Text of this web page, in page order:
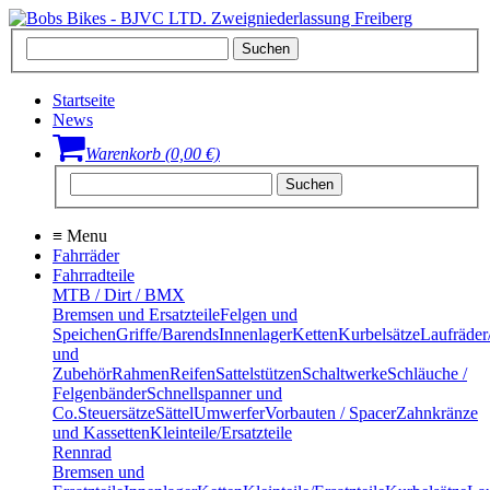
Startseite
News
Warenkorb (0,00 €)
≡ Menu
Fahrräder
Fahrradteile
MTB / Dirt / BMX
Bremsen und ErsatzteileFelgen und
SpeichenGriffe/BarendsInnenlagerKettenKurbelsätze
und
ZubehörRahmenReifenSattelstützenSchaltwerkeSchläuche /
FelgenbänderSchnellspanner und
Co.SteuersätzeSättelUmwerferVorbauten / SpacerZahnkränze
und KassettenKleinteile/Ersatzteile
Rennrad
Bremsen und